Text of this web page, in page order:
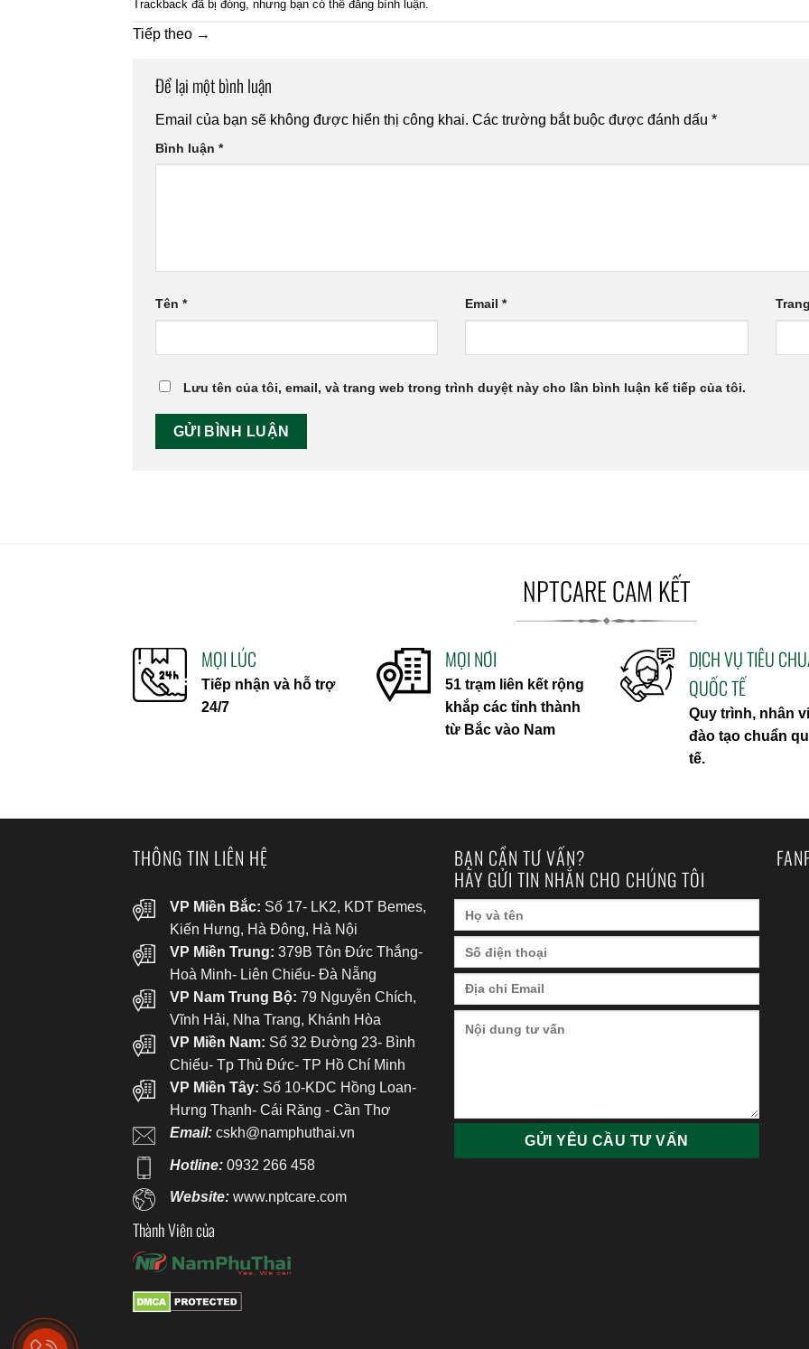
Trackback đã bị đóng, nhưng bạn có thể đăng bình luận.
Tiếp theo →
Để lại một bình luận
Email của bạn sẽ không được hiển thị công khai. Các trường bắt buộc được đánh dấu *
Bình luận *
Tên * Email*
Lưu tên của tôi, email, và trang web trong trình duyệt này cho lần bình luận kế tiếp của tôi.
NPTCARE CAM KẾT
MỌI LÚC
Tiếp nhận và hỗ trợ
24/7
MỌI NƠI
51 trạm liên kết rộng
khắp các tỉnh thành
từ Bắc vào Nam
DỊCH VỤ TIÊU
QUỐC TẾ
Quy trình, nhân
đào tạo chuẩn
tế.
THÔNG TIN LIÊN HỆ
VP Miền Bắc: Số 17- LK2, KDT Bemes,
Kiến Hưng, Hà Đông, Hà Nội
VP Miền Trung: 379B Tôn Đức Thắng-
Hoà Minh- Liên Chiểu- Đà Nẵng
VP Nam Trung Bộ: 79 Nguyễn Chích,
Vĩnh Hải, Nha Trang, Khánh Hòa
VP Miền Nam: Số 32 Đường 23- Bình
Chiểu- Tp Thủ Đức- TP Hồ Chí Minh
VP Miền Tây: Số 10-KDC Hồng Loan-
Hưng Thạnh- Cái Răng - Cần Thơ
Email: cskh@namphuthai.vn
Hotline: 0932 266 458
Website:www.nptcare.com
Thành Viên của
BẠN CẦN TƯ VẤN?
HÃY GỬI TIN NHẮN CHO CHÚNG TÔI